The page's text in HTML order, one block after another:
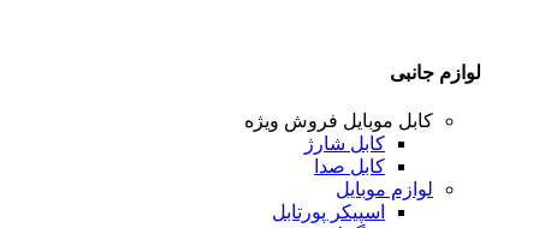
لوازم جانبی
کابل موبایل فروش ویژه
کابل شارژ
کابل صدا
لوازم موبایل
اسپیکر پورتابل